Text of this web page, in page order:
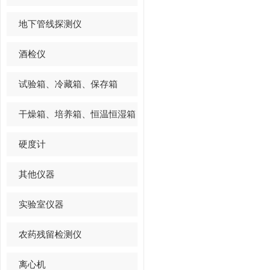
地下管线探测仪
酒检仪
试验箱、冷藏箱、保存箱
干燥箱、培养箱、恒温恒湿箱
硬度计
其他仪器
实验室仪器
农药残留检测仪
离心机